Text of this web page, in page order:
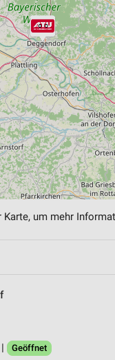
um mehr
Geöffnet